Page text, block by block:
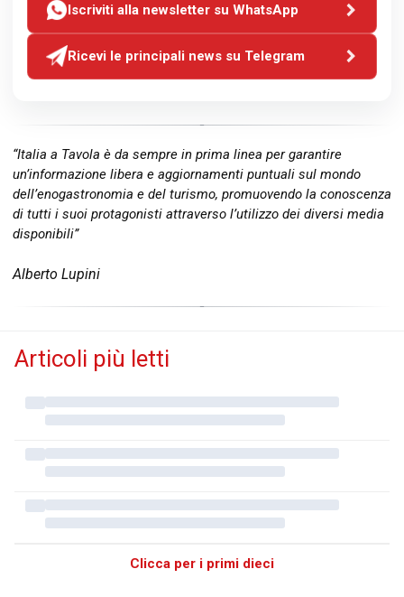
Iscriviti alla newsletter su WhatsApp
Ricevi le principali news su Telegram
“Italia a Tavola è da sempre in prima linea per garantire
un’informazione libera e aggiornamenti puntuali sul mondo
dell’enogastronomia e del turismo, promuovendo la conoscenza
di tutti i suoi protagonisti attraverso l’utilizzo dei diversi media
disponibili”
Alberto Lupini
Articoli più letti
Clicca per i primi dieci